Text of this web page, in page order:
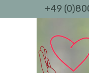
+49